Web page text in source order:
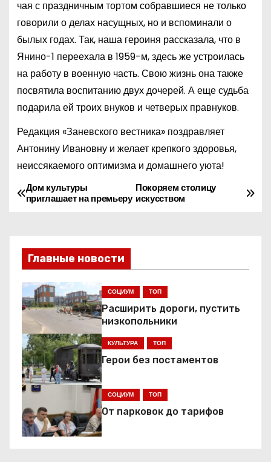
чая с праздничным тортом собравшиеся не только
говорили о делах насущных, но и вспоминали о
былых годах. Так, наша героиня рассказала, что в
Янино-1 переехала в 1959-м, здесь же устроилась
на работу в военную часть. Свою жизнь она также
посвятила воспитанию двух дочерей. А еще судьба
подарила ей троих внуков и четверых правнуков.
Редакция «Заневского вестника» поздравляет
Антонину Ивановну и желает крепкого здоровья,
неиссякаемого оптимизма и домашнего уюта!
Н
в
и
г
а
ц
и
я
п
Покоряем столицу
искусством
Дом культуры
приглашает на премьеру
Главные новости
СОЦИУМ ТОП
Расширить дороги, пустить
низкопольники
КУЛЬТУРА ТОП
Герои без постаментов
СОЦИУМ ТОП
От парковок до тарифов